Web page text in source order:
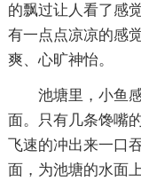
的飘过让人看了感
有一点点凉凉的感
爽、心旷神怡。
池塘里，小鱼
面。只有几条馋嘴
飞速的冲出来一口
面，为池塘的水面